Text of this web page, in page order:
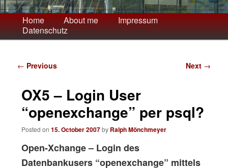
Main
menu
Home About me
Impressum
Datenschutz
Post
← Previous Next →
OX5 – Login User
“openexchange” per psql?
Posted on 15. October 2007by Ralph Mönchmeyer
Open-Xchange – Login des
Datenbankusers “openexchange” mittels